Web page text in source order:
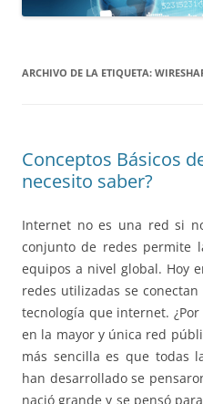
ARCHIVO DE LA ETIQUETA:
Conceptos Básicos
necesito saber?
Internet no es una red si
conjunto de redes permite
equipos a nivel global. Hoy
redes utilizadas se
tecnología que internet.
en la mayor y única red
más sencilla es que todas
han desarrollado se
nació grande y se pensó